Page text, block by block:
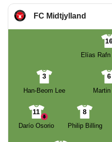
FC Midtjylland
Elías
3
Han-Beom Lee
6
11
Darío Osorio
8
Philip Billing